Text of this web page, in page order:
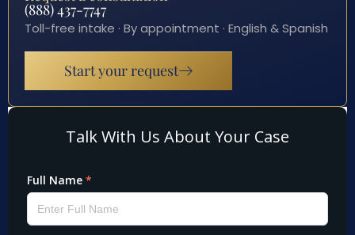
(888) 437-7747
Toll-free intake · By appointment · English & Spanish
Start your request